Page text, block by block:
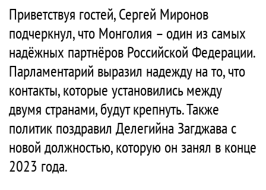
Приветствуя гостей, Сергей Миронов
подчеркнул, что Монголия – один из самых
надёжных партнёров Российской Федерации.
Парламентарий выразил надежду на то, что
контакты, которые установились между
двумя странами, будут крепнуть. Также
политик поздравил Делегийна Загджава с
новой должностью, которую он занял в конце
2023 года.